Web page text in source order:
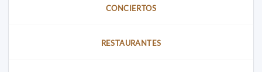
CONCIERTOS
RESTAURANTES